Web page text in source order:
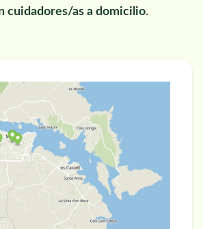
cuidadores/as a domicilio.